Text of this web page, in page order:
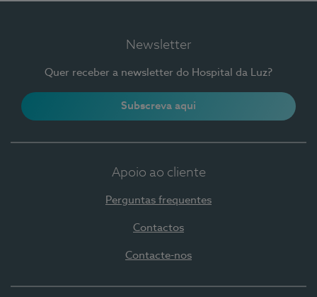
Newsletter
Quer receber a newsletter do Hospital da Luz?
Subscreva aqui
Apoio ao cliente
Perguntas frequentes
Contactos
Contacte-nos